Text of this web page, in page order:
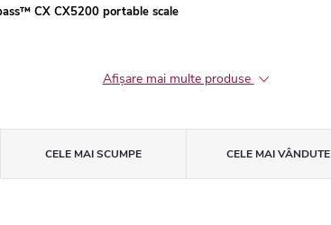
CX CX5200 portable scale
Afişare mai multe produse
CELE MAI SCUMPE CELE MAI VÂNDUTE